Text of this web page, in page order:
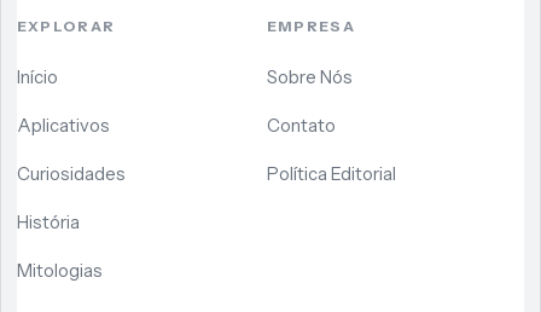
EXPLORAR
Início
Aplicativos
Curiosidades
História
Mitologias
EMPRESA
Sobre Nós
Contato
Política Editorial